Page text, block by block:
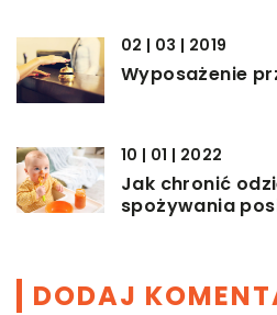
02 | 03 | 2019
Wyposażenie
10 | 01 | 2022
Jak chronić
spożywania
DODAJ